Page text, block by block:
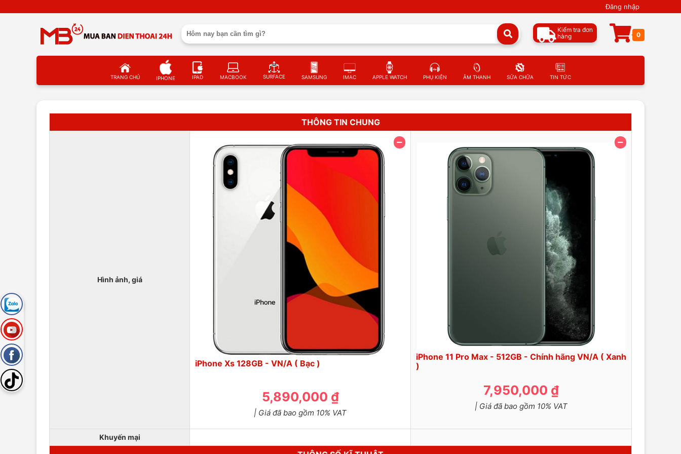
Đăng nhập
Kiểm tra đơn
hàng
0
TRANG CHỦ IPHONE IPAD MACBOOK SURFACE SAMSUNG IMAC APPLE WATCH PHỤ KIỆN ÂM THANH SỬA CHỮA TIN TỨC
THÔNG TIN CHUNG
Hình ảnh, giá
iPhone Xs 128GB - VN/A ( Bạc )
5,890,000 ₫
| Giá đã bao gồm 10% VAT
iPhone 11 Pro Max - 512GB - Chính hãng VN/A ( Xanh
)
7,950,000 ₫
| Giá đã bao gồm 10% VAT
Khuyến mại